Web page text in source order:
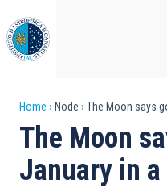
to
main
content
Breadcrumb
Home Node The Moon says
The Moon
January in